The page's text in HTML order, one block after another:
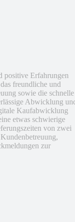
positive Erfahrungen
freundliche und
sowie die schnelle
Abwicklung
Kaufabwicklung
etwas schwierige
von zwei
zur